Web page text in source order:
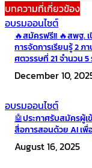
บทความที่เกี่ยวข้อง
อบรมออนไซต์
🔥สมัครฟรี!! 🔥สพฐ.
การจัดการเรียนรู้ 2
ศตวรรษที่ 21 จำนวน
December 10,
อบรมออนไซต์
🤖ประกาศรับสมัครผู้
สื่อการสอนด้วย AI เพื่
August 16, 2025